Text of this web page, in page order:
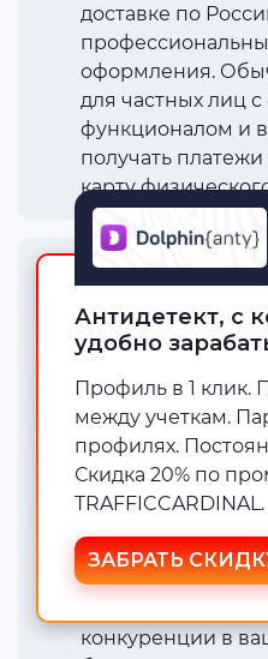
доставке по
оформления.
для частных лиц
функционалом и
получать
карту
Сколько
бизнес-
Сама процедура
проверки
бесплатна.
расходы связаны
платных
до примерно
объявлений.
напрямую
конкуренции в
Антидетект, с
удобно
Профиль в 1 клик.
между учеткам.
профилях.
Скидка 20% по
TRAFFICCARDINAL.
ЗАБРАТЬ